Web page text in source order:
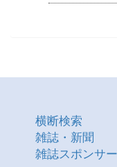
横断検索
雑誌・新聞
雑誌スポンサ